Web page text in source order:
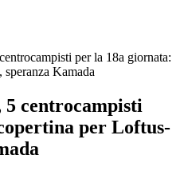
per la 18a giornata:
Kamada
centrocampisti
per Loftus-